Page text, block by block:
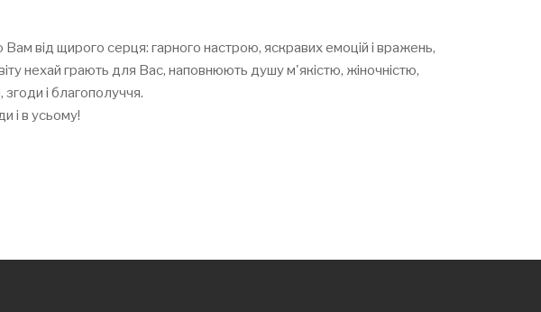
від щирого серця: гарного настрою, яскравих емоцій і вражень,
нехай грають для Вас, наповнюють душу м'якістю, жіночністю,
і благополуччя.
і в усьому!